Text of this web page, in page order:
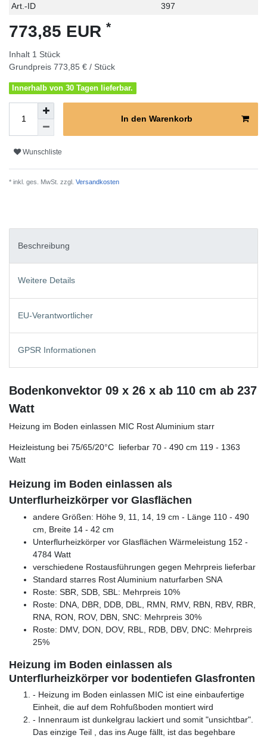
Technisches
Wert
Art.-ID 397
773,85 EUR *
Inhalt 1 Stück
Grundpreis 773,85 € / Stück
Innerhalb von 30 Tagen lieferbar.
In den Warenkorb
Wunschliste
* inkl. ges. MwSt. zzgl. Versandkosten
Beschreibung
Weitere Details
EU-Verantwortlicher
GPSR Informationen
Bodenkonvektor 09 x 26 x ab 110 cm ab 237
Watt
Heizung im Boden einlassen MIC Rost Aluminium starr
Heizleistung bei 75/65/20°C lieferbar 70 - 490 cm 119 - 1363
Watt
Heizung im Boden einlassen als
Unterflurheizkörper vor Glasflächen
andere Größen: Höhe 9, 11, 14, 19 cm - Länge 110 - 490
cm, Breite 14 - 42 cm
Unterflurheizkörper vor Glasflächen Wärmeleistung 152 -
4784 Watt
verschiedene Rostausführungen gegen Mehrpreis lieferbar
Standard starres Rost Aluminium naturfarben SNA
Roste: SBR, SDB, SBL: Mehrpreis 10%
Roste: DNA, DBR, DDB, DBL, RMN, RMV, RBN, RBV, RBR,
RNA, RON, ROV, DBN, SNC: Mehrpreis 30%
Roste: DMV, DON, DOV, RBL, RDB, DBV, DNC: Mehrpreis
25%
Heizung im Boden einlassen als
Unterflurheizkörper vor bodentiefen Glasfronten
- Heizung im Boden einlassen MIC ist eine einbaufertige
Einheit, die auf dem Rohfußboden montiert wird
- Innenraum ist dunkelgrau lackiert und somit "unsichtbar".
Das einzige Teil , das ins Auge fällt, ist das begehbare